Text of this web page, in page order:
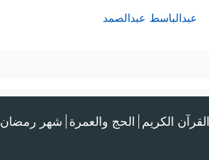
عبدالباسط عبدالصمد
القرآن الكريم الحج والعمرة شهر رمضان